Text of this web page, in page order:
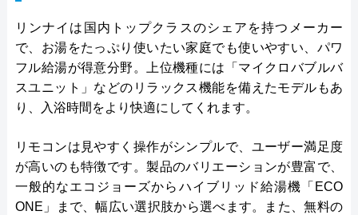
リンナイは国内トップクラスのシェアを持つメーカー
で、お湯をたっぷり使いたい家庭でも使いやすい、パワ
フル給湯が得意分野。上位機種には「マイクロバブルバ
スユニット」などのリラックス機能を備えたモデルもあ
り、入浴時間をより快適にしてくれます。
リモコンは見やすく操作がシンプルで、ユーザー満足度
が高いのも特徴です。製品のバリエーションが豊富で、
一般的なエコジョーズからハイブリッド給湯機「ECO
ONE」まで、幅広い選択肢から選べます。また、無料の